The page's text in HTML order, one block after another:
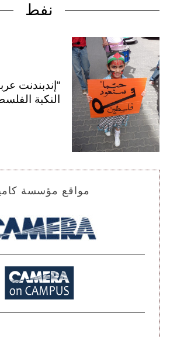
نفط
“إندبندنت
النكبة
مواقع مؤسسة